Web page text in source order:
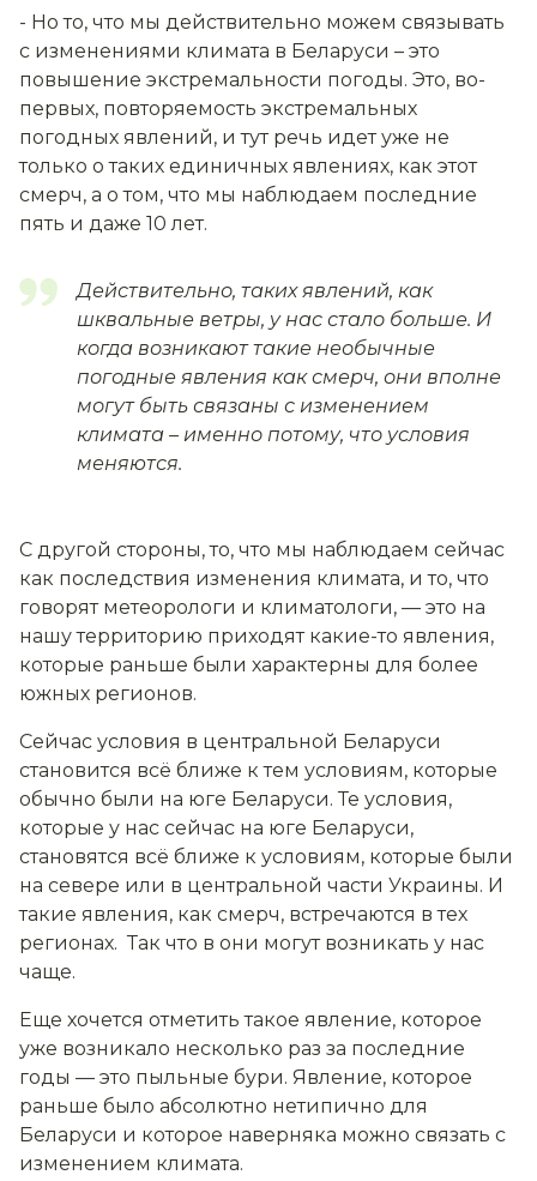
- Но то, что мы действительно можем связывать
с изменениями климата в Беларуси – это
повышение экстремальности погоды. Это, во-
первых, повторяемость экстремальных
погодных явлений, и тут речь идет уже не
только о таких единичных явлениях, как этот
смерч, а о том, что мы наблюдаем последние
пять и даже 10 лет.
Действительно, таких явлений, как
шквальные ветры, у нас стало больше. И
когда возникают такие необычные
погодные явления как смерч, они вполне
могут быть связаны с изменением
климата – именно потому, что условия
меняются.
С другой стороны, то, что мы наблюдаем сейчас
как последствия изменения климата, и то, что
говорят метеорологи и климатологи, — это на
нашу территорию приходят какие-то явления,
которые раньше были характерны для более
южных регионов.
Сейчас условия в центральной Беларуси
становится всё ближе к тем условиям, которые
обычно были на юге Беларуси. Те условия,
которые у нас сейчас на юге Беларуси,
становятся всё ближе к условиям, которые были
на севере или в центральной части Украины. И
такие явления, как смерч, встречаются в тех
регионах. Так что в они могут возникать у нас
чаще.
Еще хочется отметить такое явление, которое
уже возникало несколько раз за последние
годы — это пыльные бури. Явление, которое
раньше было абсолютно нетипично для
Беларуси и которое наверняка можно связать с
изменением климата.